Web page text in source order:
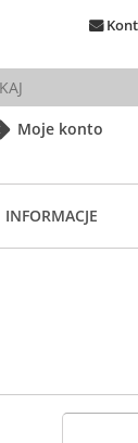
Moje konto
INFORMACJE